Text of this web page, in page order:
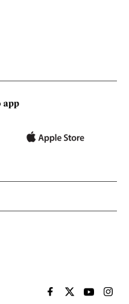
app
EL PAÍS BRASIL EN
EL PAÍSEL PAÍS
EL